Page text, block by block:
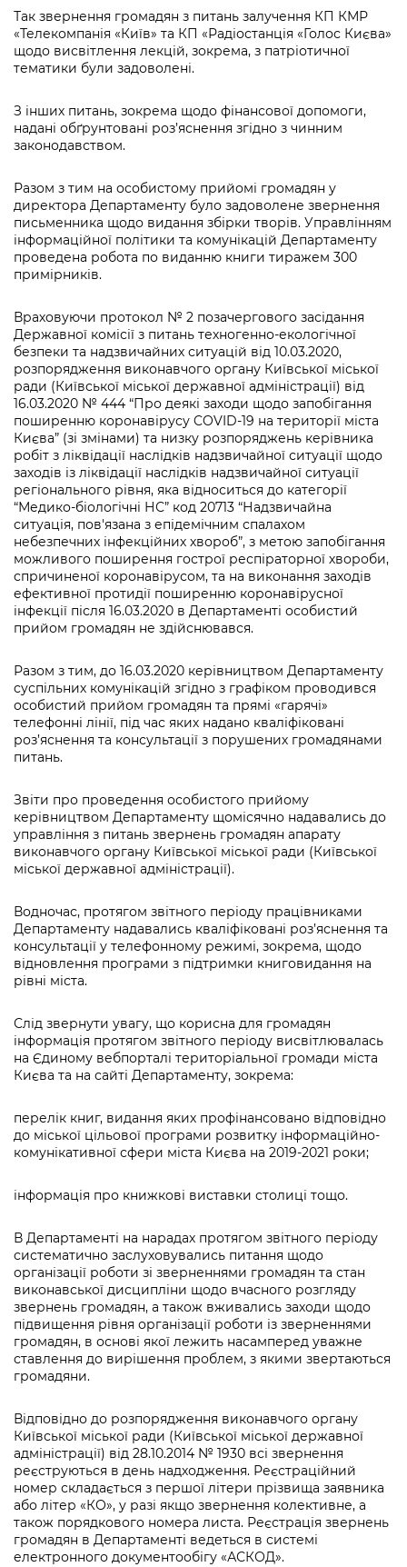
Так звернення громадян з питань залучення КП КМР
«Телекомпанія «Київ» та КП «Радіостанція «Голос Києва»
щодо висвітлення лекцій, зокрема, з патріотичної
тематики були задоволені.
З інших питань, зокрема щодо фінансової допомоги,
надані обґрунтовані роз’яснення згідно з чинним
законодавством.
Разом з тим на особистому прийомі громадян у
директора Департаменту було задоволене звернення
письменника щодо видання збірки творів. Управлінням
інформаційної політики та комунікацій Департаменту
проведена робота по виданню книги тиражем 300
примірників.
Враховуючи протокол № 2 позачергового засідання
Державної комісії з питань техногенно-екологічної
безпеки та надзвичайних ситуацій від 10.03.2020,
розпорядження виконавчого органу Київської міської
ради (Київської міської державної адміністрації) від
16.03.2020 № 444 “Про деякі заходи щодо запобігання
поширенню коронавірусу COVID-19 на території міста
Києва” (зі змінами) та низку розпоряджень керівника
робіт з ліквідації наслідків надзвичайної ситуації щодо
заходів із ліквідації наслідків надзвичайної ситуації
регіонального рівня, яка відноситься до категорії
“Медико-біологічні НС” код 20713 “Надзвичайна
ситуація, пов'язана з епідемічним спалахом
небезпечних інфекційних хвороб”, з метою запобігання
можливого поширення гострої респіраторної хвороби,
спричиненої коронавірусом, та на виконання заходів
ефективної протидії поширенню коронавірусної
інфекції після 16.03.2020 в Департаменті особистий
прийом громадян не здійснювався.
Разом з тим, до 16.03.2020 керівництвом Департаменту
суспільних комунікацій згідно з графіком проводився
особистий прийом громадян та прямі «гарячі»
телефонні лінії, під час яких надано кваліфіковані
роз’яснення та консультації з порушених громадянами
питань.
Звіти про проведення особистого прийому
керівництвом Департаменту щомісячно надавались до
управління з питань звернень громадян апарату
виконавчого органу Київської міської ради (Київської
міської державної адміністрації).
Водночас, протягом звітного періоду працівниками
Департаменту надавались кваліфіковані роз’яснення та
консультації у телефонному режимі, зокрема, щодо
відновлення програми з підтримки книговидання на
рівні міста.
Слід звернути увагу, що корисна для громадян
інформація протягом звітного періоду висвітлювалась
на Єдиному вебпорталі територіальної громади міста
Києва та на сайті Департаменту, зокрема:
перелік книг, видання яких профінансовано відповідно
до міської цільової програми розвитку інформаційно-
комунікативної сфери міста Києва на 2019-2021 роки;
інформація про книжкові виставки столиці тощо.
В Департаменті на нарадах протягом звітного періоду
систематично заслуховувались питання щодо
організації роботи зі зверненнями громадян та стан
виконавської дисципліни щодо вчасного розгляду
звернень громадян, а також вживались заходи щодо
підвищення рівня організації роботи із зверненнями
громадян, в основі якої лежить насамперед уважне
ставлення до вирішення проблем, з якими звертаються
громадяни.
Відповідно до розпорядження виконавчого органу
Київської міської ради (Київської міської державної
адміністрації) від 28.10.2014 № 1930 всі звернення
реєструються в день надходження. Реєстраційний
номер складається з першої літери прізвища заявника
або літер «КО», у разі якщо звернення колективне, а
також порядкового номера листа. Реєстрація звернень
громадян в Департаменті ведеться в системі
електронного документообігу «АСКОД».